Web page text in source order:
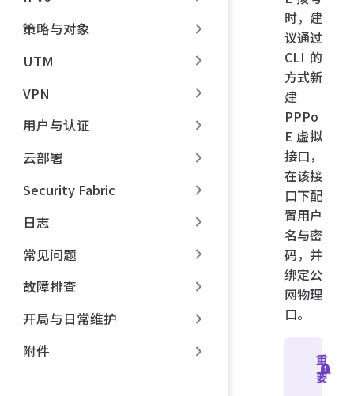
策略与对象
UTM
VPN
用户与认证
云部署
Security Fabric
日志
常见问题
故障排查
开局与日常维护
附件
时，建
议通过
CLI 的
方式新
建
PPPo
E 虚拟
接口，
在该接
口下配
置用户
名与密
码，并
绑定公
网物理
口。
重
要